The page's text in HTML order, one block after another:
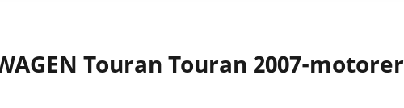
Touran Touran 2007-motorer